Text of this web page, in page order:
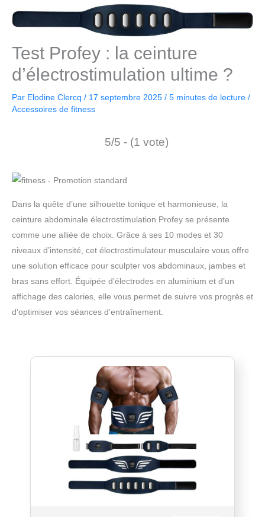
Test Profey : la ceinture
d’électrostimulation ultime ?
Par Elodine Clercq / 17 septembre 2025 / 5 minutes de lecture /
Accessoires de fitness
5/5 - (1 vote)
Dans la quête d’une silhouette tonique et harmonieuse, la
ceinture abdominale électrostimulation Profey se présente
comme une alliée de choix. Grâce à ses 10 modes et 30
niveaux d’intensité, cet électrostimulateur musculaire vous offre
une solution efficace pour sculpter vos abdominaux, jambes et
bras sans effort. Équipée d’électrodes en aluminium et d’un
affichage des calories, elle vous permet de suivre vos progrès et
d’optimiser vos séances d’entraînement.